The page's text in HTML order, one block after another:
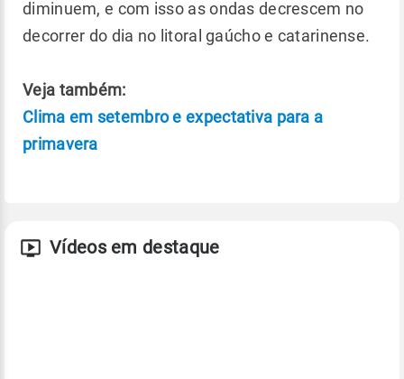
diminuem, e com isso as ondas decrescem no
decorrer do dia no litoral gaúcho e catarinense.
Veja também:
Clima em setembro e expectativa para a
primavera
Vídeos em destaque